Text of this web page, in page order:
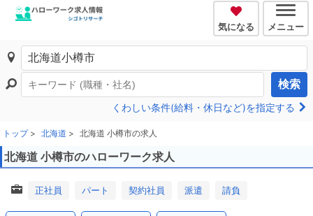
気になる メニュー
検索
くわしい条件(給料・休日など)を指定する
トップ 北海道 北海道 小樽市の求人
北海道 小樽市のハローワーク求人
正社員 パート 契約社員 派遣 請負